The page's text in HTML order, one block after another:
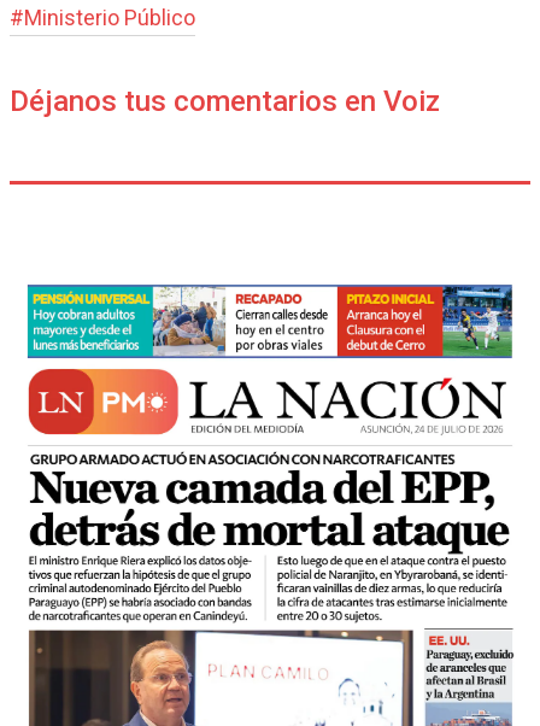
#Ministerio Público
Déjanos tus comentarios en Voiz